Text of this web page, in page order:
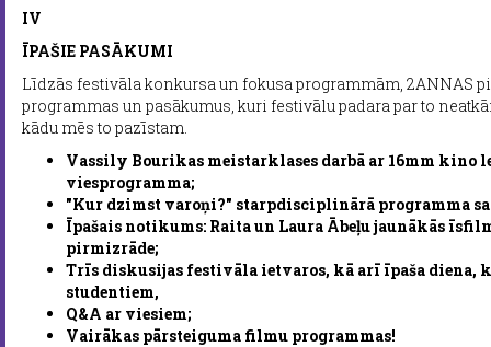
IV
ĪPAŠIE PASĀKUMI
Līdzās festivāla konkursa un fokusa programmām, 2ANNAS
programmas un pasākumus, kuri festivālu padara par to
kādu mēs to pazīstam.
Vassily Bourikas meistarklases darbā ar 16mm kino
viesprogramma;
"Kur dzimst varoņi?" starpdisciplinārā programma
Īpašais notikums: Raita un Laura Ābeļu jaunākās
pirmizrāde;
Trīs diskusijas festivāla ietvaros, kā arī īpaša diena,
studentiem,
Q&A ar viesiem;
Vairākas pārsteiguma filmu programmas!